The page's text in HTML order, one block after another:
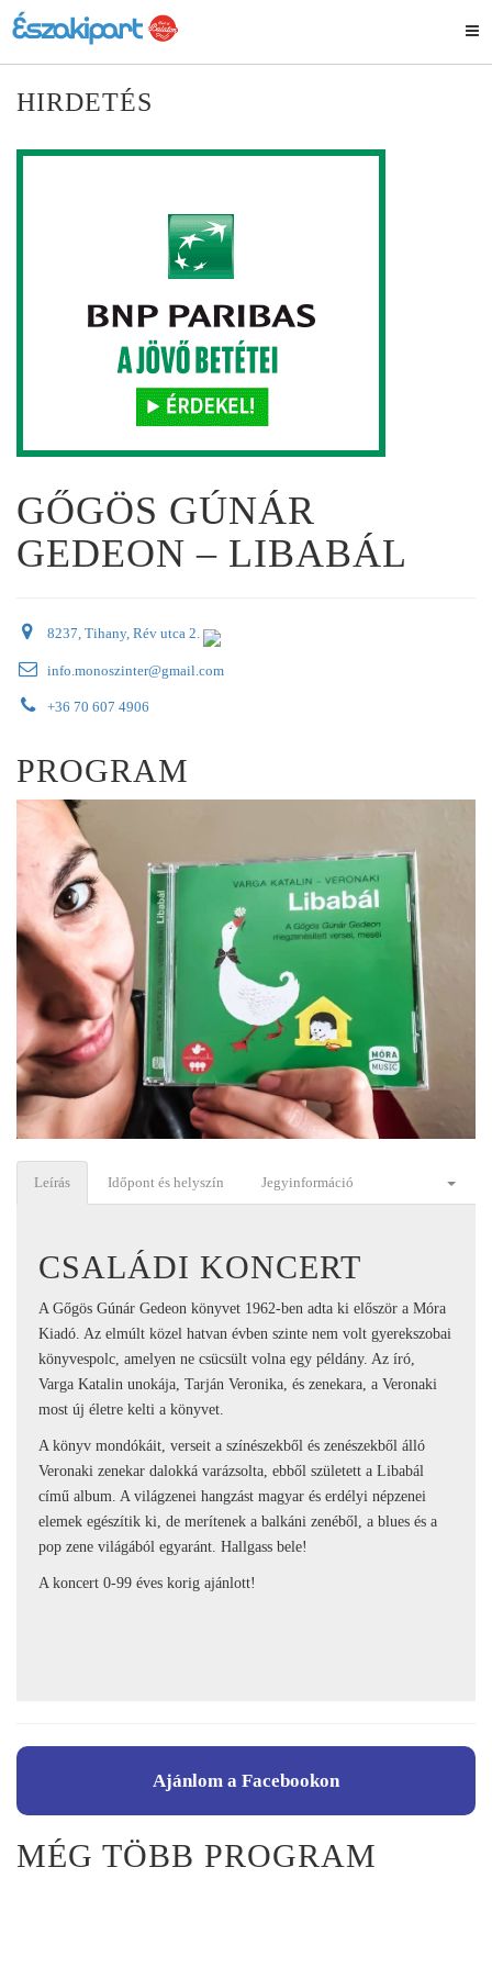
HIRDETÉS
GŐGÖS GÚNÁR
GEDEON – LIBABÁL
8237, Tihany, Rév utca 2.
info.monoszinter@gmail.com
+36 70 607 4906
PROGRAM
Leírás Időpont és helyszín Jegyinformáció
CSALÁDI KONCERT
A Gőgös Gúnár Gedeon könyvet 1962-ben adta ki először a Móra
Kiadó. Az elmúlt közel hatvan évben szinte nem volt gyerekszobai
könyvespolc, amelyen ne csücsült volna egy példány. Az író,
Varga Katalin unokája, Tarján Veronika, és zenekara, a Veronaki
most új életre kelti a könyvet.
A könyv mondókáit, verseit a színészekből és zenészekből álló
Veronaki zenekar dalokká varázsolta, ebből született a Libabál
című album. A világzenei hangzást magyar és erdélyi népzenei
elemek egészítik ki, de merítenek a balkáni zenéből, a blues és a
pop zene világából egyaránt. Hallgass bele!
A koncert 0-99 éves korig ajánlott!
Ajánlom a Facebookon
MÉG TÖBB PROGRAM